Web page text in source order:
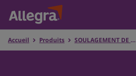
Accueil
Accueil Produits SOULAGEMENT DE L’URTICAIRE